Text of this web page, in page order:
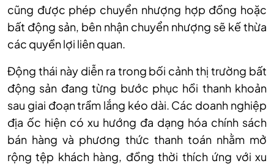
cũng được phép chuyển nhượng hợp đồng hoặc
bất động sản, bên nhận chuyển nhượng sẽ kế thừa
các quyền lợi liên quan.
Động thái này diễn ra trong bối cảnh thị trường bất
động sản đang từng bước phục hồi thanh khoản
sau giai đoạn trầm lắng kéo dài. Các doanh nghiệp
địa ốc hiện có xu hướng đa dạng hóa chính sách
bán hàng và phương thức thanh toán nhằm mở
rộng tệp khách hàng, đồng thời thích ứng với xu